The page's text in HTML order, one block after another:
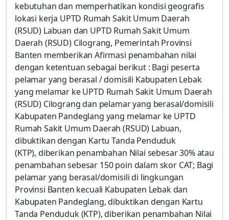
kebutuhan dan memperhatikan kondisi geografis
lokasi kerja UPTD Rumah Sakit Umum Daerah
(RSUD) Labuan dan UPTD Rumah Sakit Umum
Daerah (RSUD) Cilograng, Pemerintah Provinsi
Banten memberikan Afirmasi penambahan nilai
dengan ketentuan sebagai berikut : Bagi peserta
pelamar yang berasal / domisili Kabupaten Lebak
yang melamar ke UPTD Rumah Sakit Umum Daerah
(RSUD) Cilograng dan pelamar yang berasal/domisili
Kabupaten Pandeglang yang melamar ke UPTD
Rumah Sakit Umum Daerah (RSUD) Labuan,
dibuktikan dengan Kartu Tanda Penduduk
(KTP), diberikan penambahan Nilai sebesar 30% atau
penambahan sebesar 150 poin dalam skor CAT; Bagi
pelamar yang berasal/domisili di lingkungan
Provinsi Banten kecuali Kabupaten Lebak dan
Kabupaten Pandeglang, dibuktikan dengan Kartu
Tanda Penduduk (KTP), diberikan penambahan Nilai